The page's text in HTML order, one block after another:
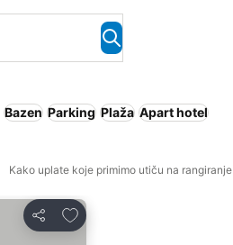
Bazen Parking Plaža Apart hotel
Kako uplate koje primimo utiču na rangiranje
Deli
Dodati u favorite